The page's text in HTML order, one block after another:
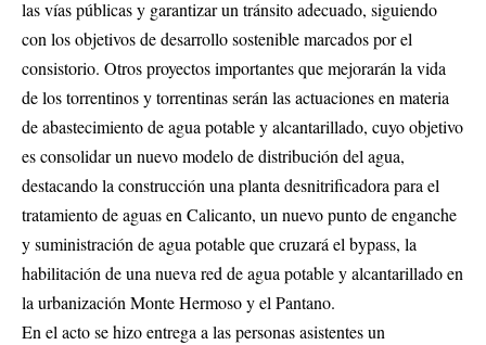
las vías públicas y garantizar un tránsito adecuado, siguiendo
con los objetivos de desarrollo sostenible marcados por el
consistorio. Otros proyectos importantes que mejorarán la vida
de los torrentinos y torrentinas serán las actuaciones en materia
de abastecimiento de agua potable y alcantarillado, cuyo objetivo
es consolidar un nuevo modelo de distribución del agua,
destacando la construcción una planta desnitrificadora para el
tratamiento de aguas en Calicanto, un nuevo punto de enganche
y suministración de agua potable que cruzará el bypass, la
habilitación de una nueva red de agua potable y alcantarillado en
la urbanización Monte Hermoso y el Pantano.
En el acto se hizo entrega a las personas asistentes un